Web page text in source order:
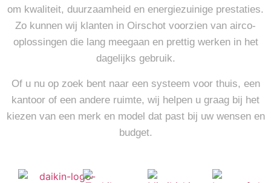
om kwaliteit, duurzaamheid en energiezuinige prestaties.
Zo kunnen wij klanten in Oirschot voorzien van airco-
oplossingen die lang meegaan en prettig werken in het
dagelijks gebruik.
Of u nu op zoek bent naar een systeem voor thuis, een
kantoor of een andere ruimte, wij helpen u graag bij het
kiezen van een merk en model dat past bij uw wensen en
budget.